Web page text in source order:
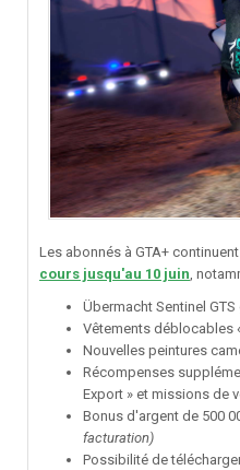
Les abonnés à GTA+
cours jusqu'au 10 juin ,
Übermacht Sentinel
Vêtements déblocables
Nouvelles peintures
Récompenses
Export » et missions de
Bonus d'argent de 500
facturation)
Possibilité de